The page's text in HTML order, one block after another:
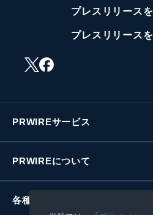
プレスリリース
プレスリリース
PRWIREサービス
PRWIREについて
各種お問い合わせ